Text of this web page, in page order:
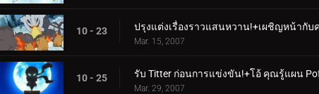
10 - 23 ปรุงแต่งเรื่องราวแสนหวาน!+เผชิญหน้ากั
Mar. 15, 2007
10 - 25 รับ Titter ก่อนการแข่งขัน!+โอ้ คุณรู้แผน
Mar. 29, 2007